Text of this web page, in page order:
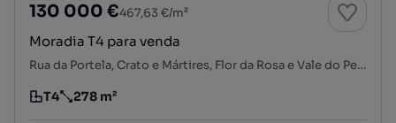
130 000 €467,63 €/m²
Moradia T4 para venda
Rua da Portela, Crato e Mártires, Flor da Rosa e Vale do Peso, Crato, Portalegre
Tipologia
T4
Preço por metro quadrado
278 m²